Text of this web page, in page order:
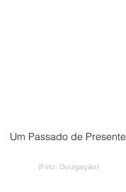
Um Passado de Presente
(Foto: Divulgação)